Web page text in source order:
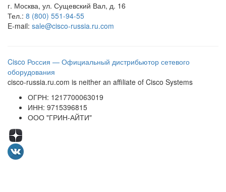
г. Москва, ул. Сущевский Вал, д. 16
Тел.: 8 (800) 551-94-55
E-mail: sale@cisco-russia.ru.com
Cisco Россия — Официальный дистрибьютор сетевого
оборудования
cisco-russia.ru.com is neither an affiliate of Cisco Systems
ОГРН: 1217700063019
ИНН: 9715396815
ООО "ГРИН-АЙТИ"